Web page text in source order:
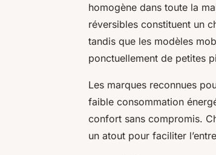
homogène dans toute la
réversibles constituent un
tandis que les modèles
ponctuellement de petites
Les marques reconnues
faible consommation
confort sans compromis.
un atout pour faciliter